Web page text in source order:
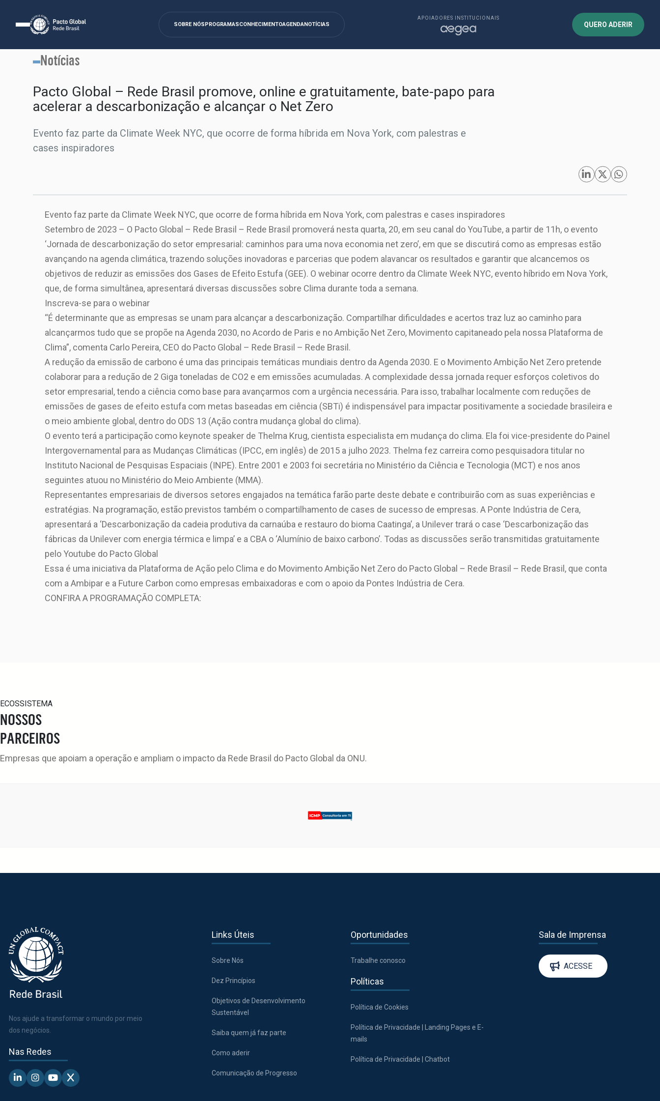
SOBRE NÓSPROGRAMASCONHECIMENTOAGENDANOTÍCIAS
APOIADORES INSTITUCIONAIS
QUERO ADERIR
Notícias
Pacto Global – Rede Brasil promove, online e gratuitamente, bate-papo para
acelerar a descarbonização e alcançar o Net Zero
Evento faz parte da Climate Week NYC, que ocorre de forma híbrida em Nova York, com palestras e
cases inspiradores
Evento faz parte da Climate Week NYC, que ocorre de forma híbrida em Nova York, com palestras e cases inspiradores
Setembro de 2023 – O Pacto Global – Rede Brasil – Rede Brasil promoverá nesta quarta, 20, em seu canal do YouTube, a partir de 11h, o evento
‘Jornada de descarbonização do setor empresarial: caminhos para uma nova economia net zero’, em que se discutirá como as empresas estão
avançando na agenda climática, trazendo soluções inovadoras e parcerias que podem alavancar os resultados e garantir que alcancemos os
objetivos de reduzir as emissões dos Gases de Efeito Estufa (GEE). O webinar ocorre dentro da Climate Week NYC, evento híbrido em Nova York,
que, de forma simultânea, apresentará diversas discussões sobre Clima durante toda a semana.
Inscreva-se para o webinar
“É determinante que as empresas se unam para alcançar a descarbonização. Compartilhar dificuldades e acertos traz luz ao caminho para
alcançarmos tudo que se propõe na Agenda 2030, no Acordo de Paris e no Ambição Net Zero, Movimento capitaneado pela nossa Plataforma de
Clima”, comenta Carlo Pereira, CEO do Pacto Global – Rede Brasil – Rede Brasil.
A redução da emissão de carbono é uma das principais temáticas mundiais dentro da Agenda 2030. E o Movimento Ambição Net Zero pretende
colaborar para a redução de 2 Giga toneladas de CO2 e em emissões acumuladas. A complexidade dessa jornada requer esforços coletivos do
setor empresarial, tendo a ciência como base para avançarmos com a urgência necessária. Para isso, trabalhar localmente com reduções de
emissões de gases de efeito estufa com metas baseadas em ciência (SBTi) é indispensável para impactar positivamente a sociedade brasileira e
o meio ambiente global, dentro do ODS 13 (Ação contra mudança global do clima).
O evento terá a participação como keynote speaker de Thelma Krug, cientista especialista em mudança do clima. Ela foi vice-presidente do Painel
Intergovernamental para as Mudanças Climáticas (IPCC, em inglês) de 2015 a julho 2023. Thelma fez carreira como pesquisadora titular no
Instituto Nacional de Pesquisas Espaciais (INPE). Entre 2001 e 2003 foi secretária no Ministério da Ciência e Tecnologia (MCT) e nos anos
seguintes atuou no Ministério do Meio Ambiente (MMA).
Representantes empresariais de diversos setores engajados na temática farão parte deste debate e contribuirão com as suas experiências e
estratégias. Na programação, estão previstos também o compartilhamento de cases de sucesso de empresas. A Ponte Indústria de Cera,
apresentará a ‘Descarbonização da cadeia produtiva da carnaúba e restauro do bioma Caatinga’, a Unilever trará o case ‘Descarbonização das
fábricas da Unilever com energia térmica e limpa’ e a CBA o ‘Alumínio de baixo carbono’. Todas as discussões serão transmitidas gratuitamente
pelo Youtube do Pacto Global
Essa é uma iniciativa da Plataforma de Ação pelo Clima e do Movimento Ambição Net Zero do Pacto Global – Rede Brasil – Rede Brasil, que conta
com a Ambipar e a Future Carbon como empresas embaixadoras e com o apoio da Pontes Indústria de Cera.
CONFIRA A PROGRAMAÇÃO COMPLETA:
ECOSSISTEMA
NOSSOS
PARCEIROS
Empresas que apoiam a operação e ampliam o impacto da Rede Brasil do Pacto Global da ONU.
Nos ajude a transformar o mundo por meio
dos negócios.
Nas Redes
Linkedin - Pacto Global BR
Instagram - Pacto Global BR
Youtube - Pacto Global BR
X - Pacto Global BR
Links Úteis
Sobre Nós
Dez Princípios
Objetivos de Desenvolvimento
Sustentável
Saiba quem já faz parte
Como aderir
Comunicação de Progresso
Oportunidades
Trabalhe conosco
Políticas
Política de Cookies
Política de Privacidade | Landing Pages e E-
mails
Política de Privacidade | Chatbot
Sala de Imprensa
ACESSE